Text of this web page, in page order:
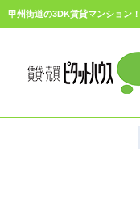
甲州街道の3DK賃貸マンション